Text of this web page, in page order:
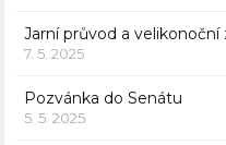
Jarní průvod a velikonoční
7. 5. 2025
Pozvánka do Senátu
5. 5. 2025